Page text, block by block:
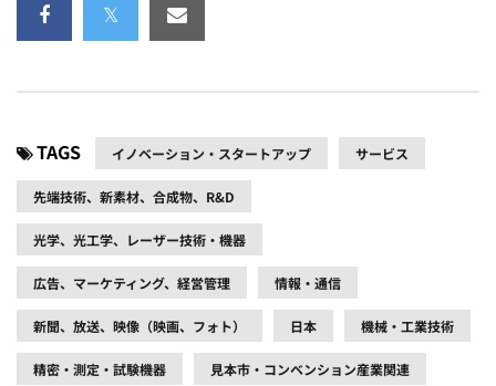
TAGS イノベーション・スタートアップ サービス
先端技術、新素材、合成物、R&D
光学、光工学、レーザー技術・機器
広告、マーケティング、経営管理 情報・通信
新聞、放送、映像（映画、フォト） 日本 機械・工業技術
精密・測定・試験機器 見本市・コンベンション産業関連